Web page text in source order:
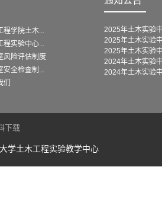
程学院土木...
程实验中心...
风险评估制度
安全检查制...
们
2025年土木实验
2025年土木实验
2025年土木实验
2024年土木实验
2024年土木实验
下载
学土木工程实验教学中心